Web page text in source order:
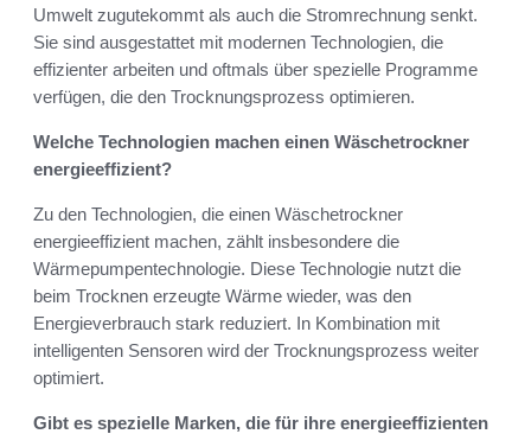
Umwelt zugutekommt als auch die Stromrechnung senkt.
Sie sind ausgestattet mit modernen Technologien, die
effizienter arbeiten und oftmals über spezielle Programme
verfügen, die den Trocknungsprozess optimieren.
Welche Technologien machen einen Wäschetrockner
energieeffizient?
Zu den Technologien, die einen Wäschetrockner
energieeffizient machen, zählt insbesondere die
Wärmepumpentechnologie. Diese Technologie nutzt die
beim Trocknen erzeugte Wärme wieder, was den
Energieverbrauch stark reduziert. In Kombination mit
intelligenten Sensoren wird der Trocknungsprozess weiter
optimiert.
Gibt es spezielle Marken, die für ihre energieeffizienten